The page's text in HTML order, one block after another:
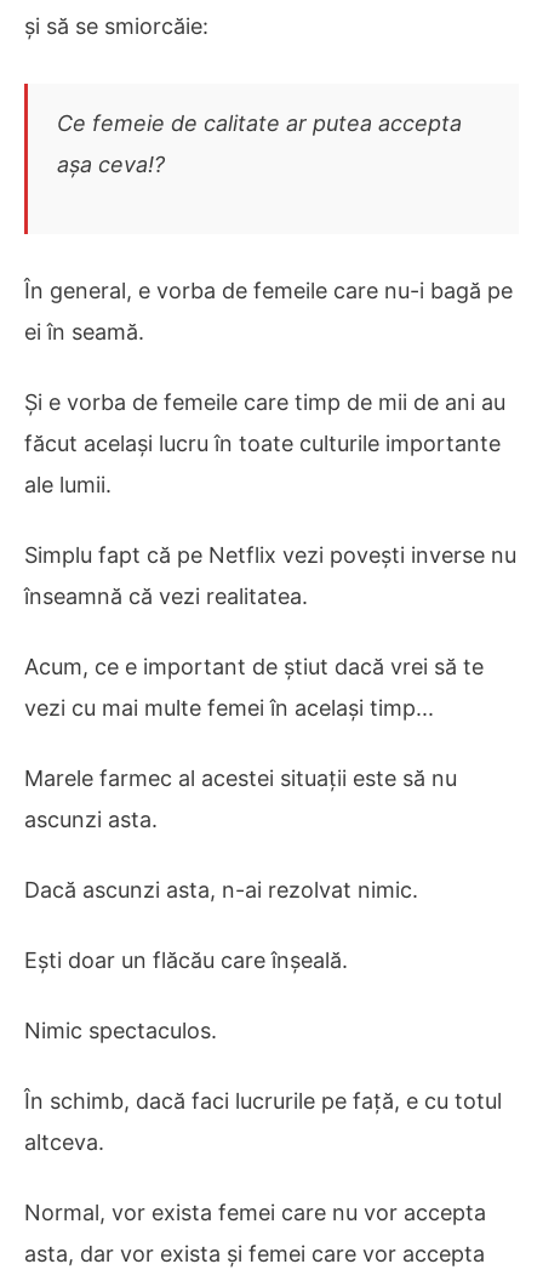
și să se smiorcăie:
Ce femeie de calitate ar putea accepta
așa ceva!?
În general, e vorba de femeile care nu-i bagă pe
ei în seamă.
Și e vorba de femeile care timp de mii de ani au
făcut același lucru în toate culturile importante
ale lumii.
Simplu fapt că pe Netflix vezi povești inverse nu
înseamnă că vezi realitatea.
Acum, ce e important de știut dacă vrei să te
vezi cu mai multe femei în același timp...
Marele farmec al acestei situații este să nu
ascunzi asta.
Dacă ascunzi asta, n-ai rezolvat nimic.
Ești doar un flăcău care înșeală.
Nimic spectaculos.
În schimb, dacă faci lucrurile pe față, e cu totul
altceva.
Normal, vor exista femei care nu vor accepta
asta, dar vor exista și femei care vor accepta